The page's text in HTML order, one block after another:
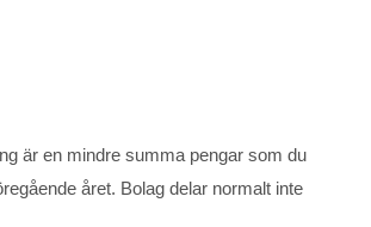
är en mindre summa pengar som du
året. Bolag delar normalt inte